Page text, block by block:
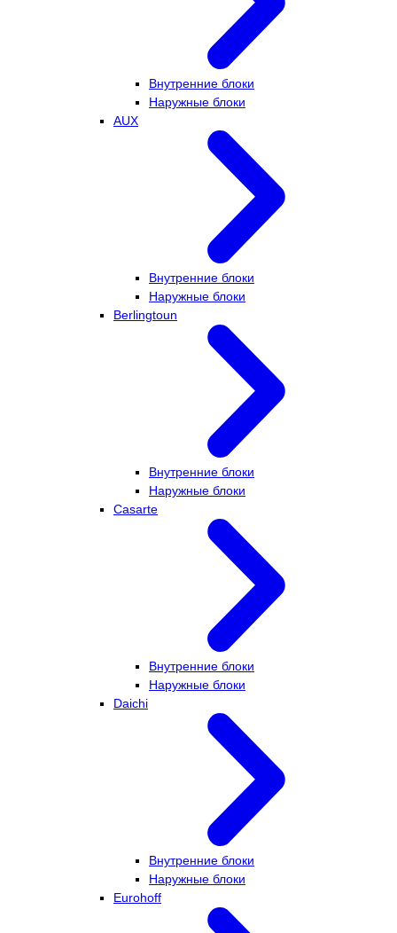
Внутренние блоки
Наружные блоки
AUX
Внутренние блоки
Наружные блоки
Berlingtoun
Внутренние блоки
Наружные блоки
Casarte
Внутренние блоки
Наружные блоки
Daichi
Внутренние блоки
Наружные блоки
Eurohoff